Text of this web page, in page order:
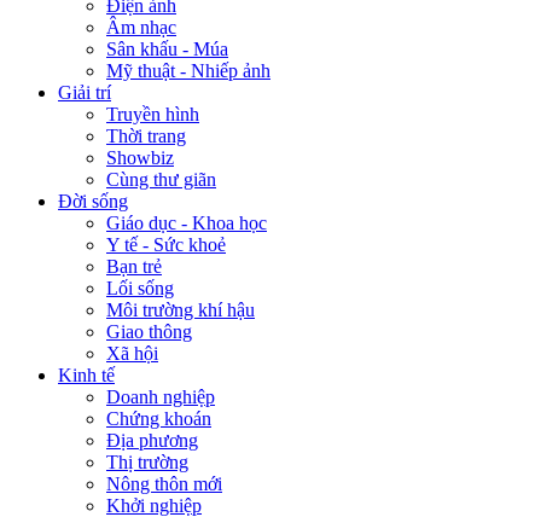
Điện ảnh
Âm nhạc
Sân khấu - Múa
Mỹ thuật - Nhiếp ảnh
Giải trí
Truyền hình
Thời trang
Showbiz
Cùng thư giãn
Đời sống
Giáo dục - Khoa học
Y tế - Sức khoẻ
Bạn trẻ
Lối sống
Môi trường khí hậu
Giao thông
Xã hội
Kinh tế
Doanh nghiệp
Chứng khoán
Địa phương
Thị trường
Nông thôn mới
Khởi nghiệp